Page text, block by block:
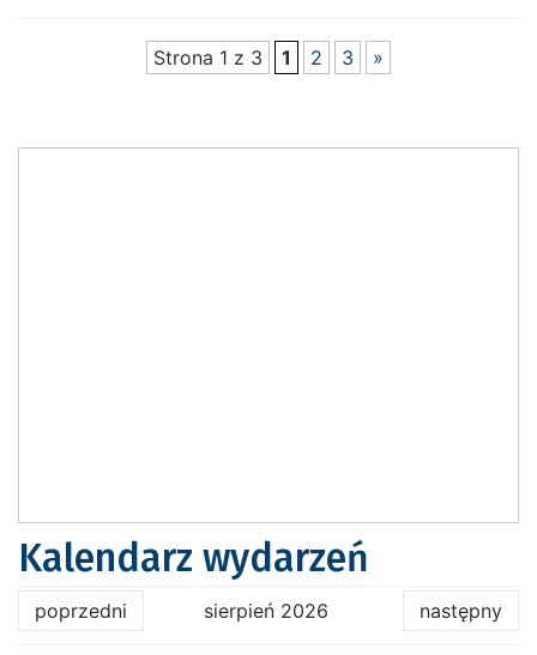
Strona 1 z 3 1 2 3 »
Kalendarz wydarzeń
poprzedni sierpień 2026 następny